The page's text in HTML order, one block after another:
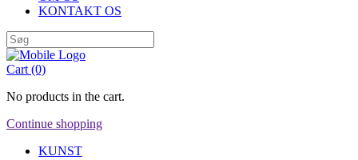
KONTAKT OS
Cart (0)
No products in the cart.
Continue shopping
KUNST